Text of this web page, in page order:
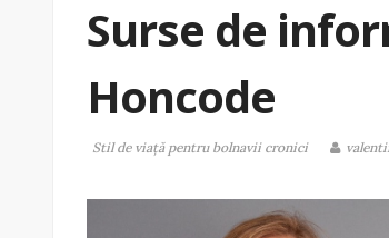
Surse de
Honcode
Stil de viaţă pentru bolnavii cronici